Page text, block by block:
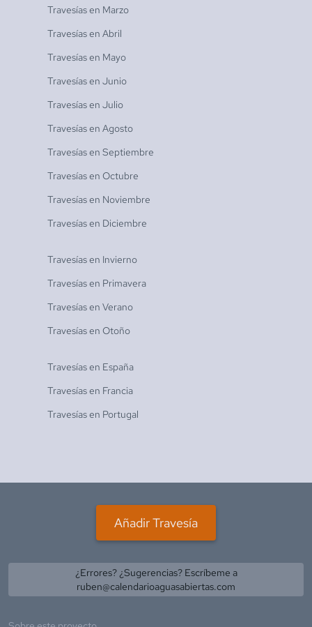
Travesías en Marzo
Travesías en Abril
Travesías en Mayo
Travesías en Junio
Travesías en Julio
Travesías en Agosto
Travesías en Septiembre
Travesías en Octubre
Travesías en Noviembre
Travesías en Diciembre
Travesías en Invierno
Travesías en Primavera
Travesías en Verano
Travesías en Otoño
Travesías en España
Travesías en Francia
Travesías en Portugal
Añadir Travesía
¿Errores? ¿Sugerencias? Escríbeme a
ruben@calendarioaguasabiertas.com